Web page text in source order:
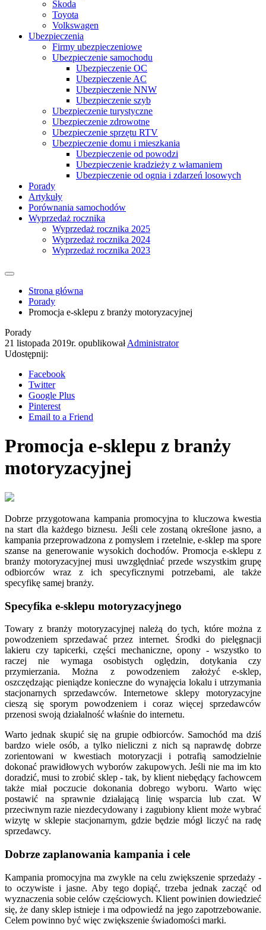
Skoda
Toyota
Volkswagen
Ubezpieczenia
Firmy ubezpieczeniowe
Ubezpieczenie samochodu
Ubezpieczenie OC
Ubezpieczenie AC
Ubezpieczenie NNW
Ubezpieczenie szyb
Ubezpieczenie turystyczne
Ubezpieczenie zdrowotne
Ubezpieczenie sprzętu RTV
Ubezpieczenie domu i mieszkania
Ubezpieczenie od powodzi
Ubezpieczenie kradzieży z włamaniem
Ubezpieczenie od ognia i zdarzeń losowych
Porady
Artykuły
Porównania samochodów
Wyprzedaż rocznika
Wyprzedaż rocznika 2025
Wyprzedaż rocznika 2024
Wyprzedaż rocznika 2023
Strona główna
Porady
Promocja e-sklepu z branży motoryzacyjnej
Porady
21 listopada 2019r. opublikował Administrator
Udostępnij:
Facebook
Twitter
Google Plus
Pinterest
Email to a Friend
Promocja e-sklepu z branży
motoryzacyjnej
Dobrze przygotowana kampania promocyjna to kluczowa kwestia
na start dla każdego biznesu. Jeśli cele zostaną określone jasno, a
kampania przeprowadzona z pomysłem i rzetelnie, e-sklep ma spore
szanse na generowanie wysokich dochodów. Promocja e-sklepu z
branży motoryzacyjnej musi uwzględniać przede wszystkim grupę
odbiorców wraz z ich specyficznymi potrzebami, ale także
specyfikę samej branży.
Specyfika e-sklepu motoryzacyjnego
Towary z branży motoryzacyjnej należą do tych, które można z
powodzeniem sprzedawać przez internet. Środki do pielęgnacji
lakieru czy tapicerki, części mechaniczne, opony - wszystko to
raczej nie wymaga osobistych oględzin, dotykania czy
przymierzania. Można z powodzeniem założyć e-sklep,
oszczędzając pieniądze konieczne do wynajęcia lokalu i utrzymania
stacjonarnych sprzedawców. Internetowe sklepy motoryzacyjne
cieszą się sporym powodzeniem i coraz więcej sprzedawców
przenosi swoją działalność właśnie do internetu.
Warto jednak skupić się na grupie odbiorców. Samochód ma dziś
bardzo wiele osób, a tylko nieliczni z nich są naprawdę dobrze
zorientowani w kwestiach motoryzacji i potrafią samodzielnie
dokonać prawidłowych wyborów zakupowych. Jeśli nie ma im kto
doradzić, musi to zrobić sklep - tak, by klient niebędący fachowcem
także miał poczucie dokonania dobrego wyboru. Warto więc
postawić na sprawnie działającą linię wsparcia lub czat. W
przeciwnym razie niezdecydowany i zagubiony klient może wybrać
wizytę w sklepie stacjonarnym, gdzie będzie mógł liczyć na radę
sprzedawcy.
Dobrze zaplanowania kampania i cele
Kampania promocyjna ma zwykle na celu zwiększenie sprzedaży -
to oczywiste i jasne. Aby tego dopiąć, trzeba jednak zacząć od
wyznaczenia sobie celów częściowych. Klient powinien dowiedzieć
się, że dany sklep istnieje i ma odpowiedź na jego zapotrzebowanie.
Celem powinno być więc zwiększenie świadomości marki.